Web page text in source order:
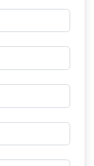
rete;
veicolo
Auto-Hold